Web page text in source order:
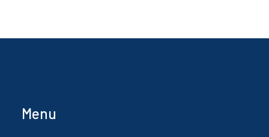
Menu